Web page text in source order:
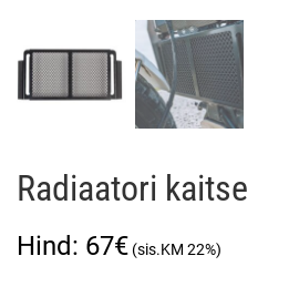
Radiaatori kaitse
67€